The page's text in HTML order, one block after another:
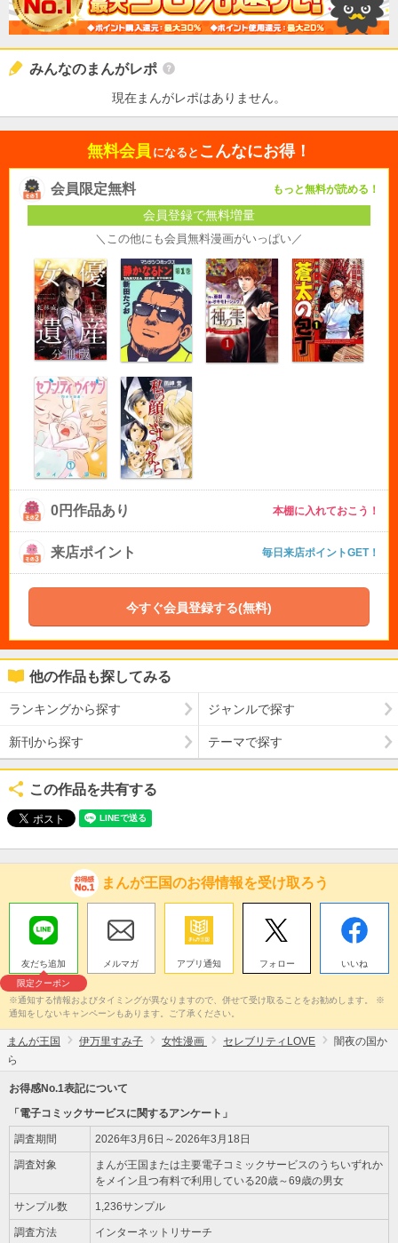
みんなのまんがレポ
現在まんがレポはありません。
無料会員 になると こんなにお得！
会員限定無料 もっと無料が読める！
会員登録で無料増量
＼この他にも会員無料漫画がいっぱい／
0円作品あり 本棚に入れておこう！
来店ポイント 毎日来店ポイントGET！
今すぐ会員登録する(無料)
他の作品も探してみる
ランキングから探す ジャンルで探す
新刊から探す テーマで探す
この作品を共有する
まんが王国のお得情報を受け取ろう
友だち追加
限定クーポン
メルマガ アプリ通知 フォロー いいね
※通知する情報およびタイミングが異なりますので、併せて受け取ることをお勧めします。 ※
通知をしないキャンペーンもあります。ご了承ください。
まんが王国 伊万里すみ子 女性漫画 セレブリティLOVE
闇夜の国か
ら
お得感No.1表記について
「電子コミックサービスに関するアンケート」
調査期間 2026年3月6日～2026年3月18日
調査対象
まんが王国または主要電子コミックサービスのうちいずれか
をメイン且つ有料で利用している20歳～69歳の男女
サンプル数 1,236サンプル
調査方法 インターネットリサーチ